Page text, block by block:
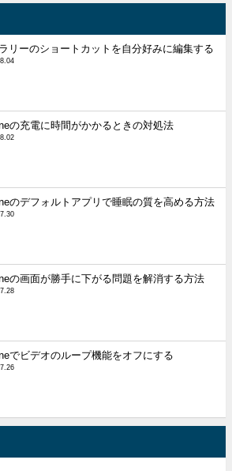
リーのショートカットを自分好みに編集する
の充電に時間がかかるときの対処法
のデフォルトアプリで睡眠の質を高める方法
の画面が勝手に下がる問題を解消する方法
でビデオのループ機能をオフにする